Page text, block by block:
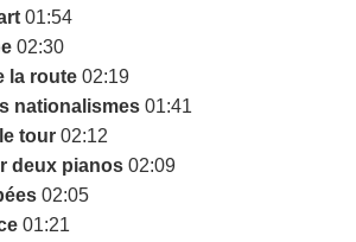
01:54
02:30
la route02:19
nationalismes01:41
tour02:12
deux pianos02:09
02:05
01:21